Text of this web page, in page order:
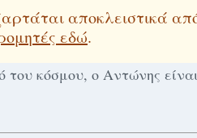
αποκλειστικά
εδώ.
κόσμου, ο Αντώνης